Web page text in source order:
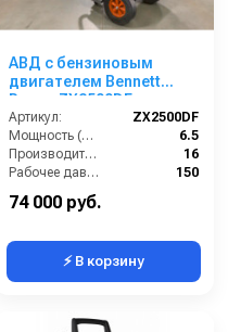
АВД с бензиновым
двигателем Bennett
Power ZX2500DF
(электрический
стартер)
Артикул:
ZX2500DF
Мощность (л/с):
6.5
Производительность (л/мин):
16
Рабочее давление (бар):
150
74 000 руб.
⚡ В корзину